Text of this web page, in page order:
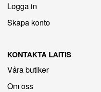
Logga in
Skapa konto
KONTAKTA LAITIS
Våra butiker
Om oss